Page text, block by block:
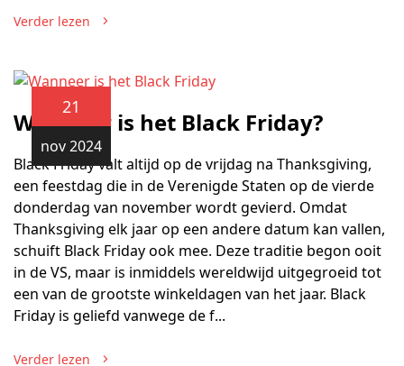
Verder lezen
21
nov 2024
Wanneer is het Black Friday?
Black Friday valt altijd op de vrijdag na Thanksgiving,
een feestdag die in de Verenigde Staten op de vierde
donderdag van november wordt gevierd. Omdat
Thanksgiving elk jaar op een andere datum kan vallen,
schuift Black Friday ook mee. Deze traditie begon ooit
in de VS, maar is inmiddels wereldwijd uitgegroeid tot
een van de grootste winkeldagen van het jaar. Black
Friday is geliefd vanwege de f...
Verder lezen